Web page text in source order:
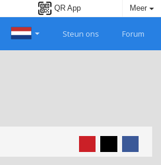
QR App Meer
Steun ons Forum